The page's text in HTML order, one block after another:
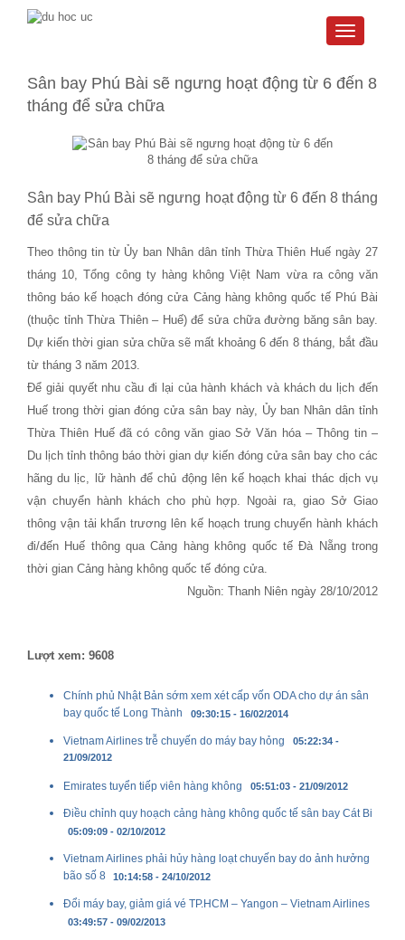
Toggle
Sân bay Phú Bài sẽ ngưng hoạt động từ 6 đến 8
tháng để sửa chữa
Sân bay Phú Bài sẽ ngưng hoạt động từ 6 đến 8 tháng
để sửa chữa
Theo thông tin từ Ủy ban Nhân dân tỉnh Thừa Thiên Huế ngày 27
tháng 10, Tổng công ty hàng không Việt Nam vừa ra công văn
thông báo kế hoạch đóng cửa Cảng hàng không quốc tế Phú Bài
(thuộc tỉnh Thừa Thiên – Huế) để sửa chữa đường băng sân bay.
Dự kiến thời gian sửa chữa sẽ mất khoảng 6 đến 8 tháng, bắt đầu
từ tháng 3 năm 2013.
Để giải quyết nhu cầu đi lại của hành khách và khách du lịch đến
Huế trong thời gian đóng cửa sân bay này, Ủy ban Nhân dân tỉnh
Thừa Thiên Huế đã có công văn giao Sở Văn hóa – Thông tin –
Du lịch tỉnh thông báo thời gian dự kiến đóng cửa sân bay cho các
hãng du lịc, lữ hành để chủ động lên kế hoạch khai thác dịch vụ
vận chuyển hành khách cho phù hợp. Ngoài ra, giao Sở Giao
thông vận tải khẩn trương lên kế hoạch trung chuyển hành khách
đi/đến Huế thông qua Cảng hàng không quốc tế Đà Nẵng trong
thời gian Cảng hàng không quốc tế đóng cửa.
Nguồn: Thanh Niên ngày 28/10/2012
Lượt xem: 9608
Chính phủ Nhật Bản sớm xem xét cấp vốn ODA cho dự án sân
bay quốc tế Long Thành 09:30:15 - 16/02/2014
Vietnam Airlines trễ chuyến do máy bay hỏng 05:22:34 -
21/09/2012
Emirates tuyển tiếp viên hàng không 05:51:03 - 21/09/2012
Điều chỉnh quy hoạch cảng hàng không quốc tế sân bay Cát Bi
05:09:09 - 02/10/2012
Vietnam Airlines phải hủy hàng loạt chuyến bay do ảnh hưởng
bão số 8 10:14:58 - 24/10/2012
Đổi máy bay, giảm giá vé TP.HCM – Yangon – Vietnam Airlines
03:49:57 - 09/02/2013